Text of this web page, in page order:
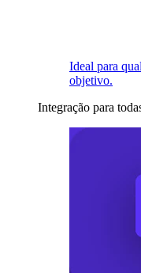
Ideal para
objetivo.
Integração para